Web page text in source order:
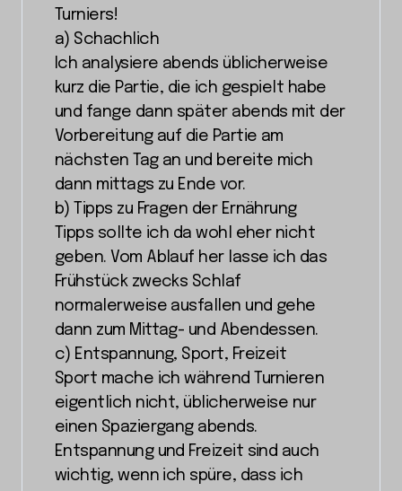
Turniers!
a) Schachlich
Ich analysiere abends üblicherweise
kurz die Partie, die ich gespielt habe
und fange dann später abends mit der
Vorbereitung auf die Partie am
nächsten Tag an und bereite mich
dann mittags zu Ende vor.
b) Tipps zu Fragen der Ernährung
Tipps sollte ich da wohl eher nicht
geben. Vom Ablauf her lasse ich das
Frühstück zwecks Schlaf
normalerweise ausfallen und gehe
dann zum Mittag- und Abendessen.
c) Entspannung, Sport, Freizeit
Sport mache ich während Turnieren
eigentlich nicht, üblicherweise nur
einen Spaziergang abends.
Entspannung und Freizeit sind auch
wichtig, wenn ich spüre, dass ich